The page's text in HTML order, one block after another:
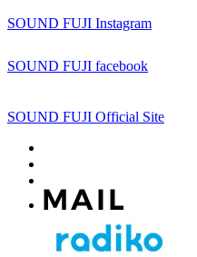
SOUND FUJI Instagram
SOUND FUJI facebook
SOUND FUJI Official Site